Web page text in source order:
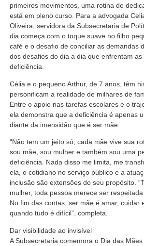
primeiros movimentos, uma rotina de
está em pleno curso. Para a advogada
Oliveira, servidora da Subsecretaria de
dia começa com o toque suave no filho
café e o desafio de conciliar as demandas
dos desafios do dia a dia que enfrentam as
deficiência.
Célia e o pequeno Arthur, de 7 anos, têm
personificam a realidade de milhares de
Entre o apoio nas tarefas escolares e o
ela demonstra que a deficiência é apenas
diante da imensidão que é ser mãe.
“Não tem um jeito só, cada mãe vive sua
sou mãe, sou mulher e também sou uma
deficiência. Nada disso me limita, me
ela, o cotidiano no serviço público e a
inclusão são extensões do seu propósito.
mulher, toda pessoa merece ser
No fim das contas, ser mãe é amar, cuidar
quando tudo é difícil”, completa.
Dar visibilidade ao invisível
A Subsecretaria comemora o Dia das